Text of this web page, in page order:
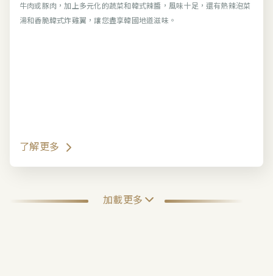
牛肉或豚肉，加上多元化的蔬菜和韓式辣醬，風味十足，還有熱辣泡菜
湯和香脆韓式炸雞翼，讓您盡享韓國地道滋味。
了解更多
加載更多